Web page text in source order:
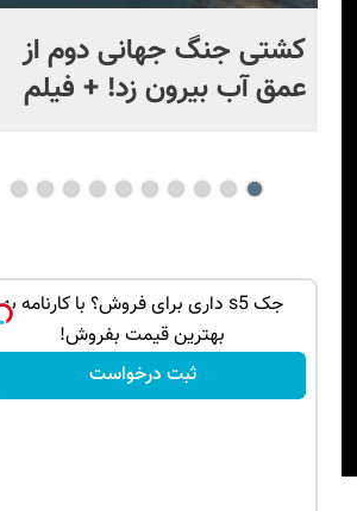
0
کشتی‌ جنگ جهانی دوم از
عمق آب بیرون زد! + فیلم
جک s5 داری برای فروش؟ با کارنامه به
بهترین قیمت بفروش!
ثبت درخواست